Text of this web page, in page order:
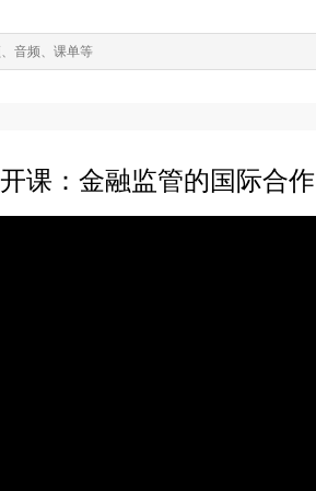
课：金融监管的国际合作